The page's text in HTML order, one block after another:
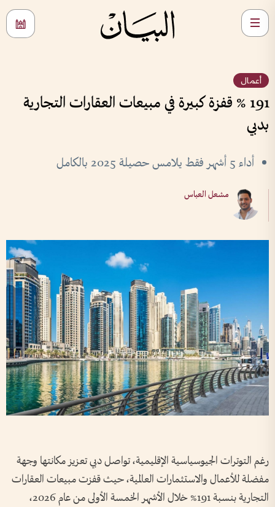
أعمال
191 % قفزة كبيرة في مبيعات العقارات التجارية
بدبي
أداء 5 أشهر فقط يلامس حصيلة 2025 بالكامل
مشعل العباس
رغم التوترات الجيوسياسية الإقليمية، تواصل دبي تعزيز مكانتها وجهة
مفضلة للأعمال والاستثمارات العالمية، حيث قفزت مبيعات العقارات
التجارية بنسبة 191% خلال الأشهر الخمسة الأولى من عام 2026،